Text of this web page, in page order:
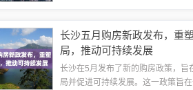
投资者把握市场机会，规避风险。随
长沙五月购房新政发布，重
局，推动可持续发展
长沙在5月发布了新的购房政策，旨
局并促进可持续发展。这一政策旨